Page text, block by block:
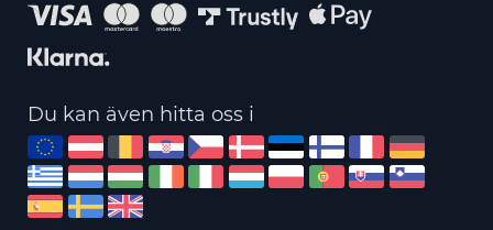
Du kan även hitta oss i